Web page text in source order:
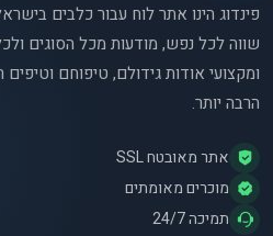
פינדוג הינו אתר לוח עבור כלבים
שווה לכל נפש, מודעות מכל הסוגים
ומקצועי אודות גידולם, טיפוחם
הרבה יותר.
אתר מאובטח SSL
מוכרים מאומתים
תמיכה 24/7